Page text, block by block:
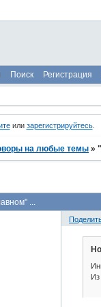
Поиск Регистрация
или зарегистрируйтесь.
на любые темы »
...
Из